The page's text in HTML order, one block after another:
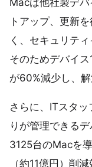
トアップ、更新
く、セキュリテ
そのためデバイ
が60%減少し、解
さらに、ITスタ
りが管理できる
3125台のMacを
（約11億円）削